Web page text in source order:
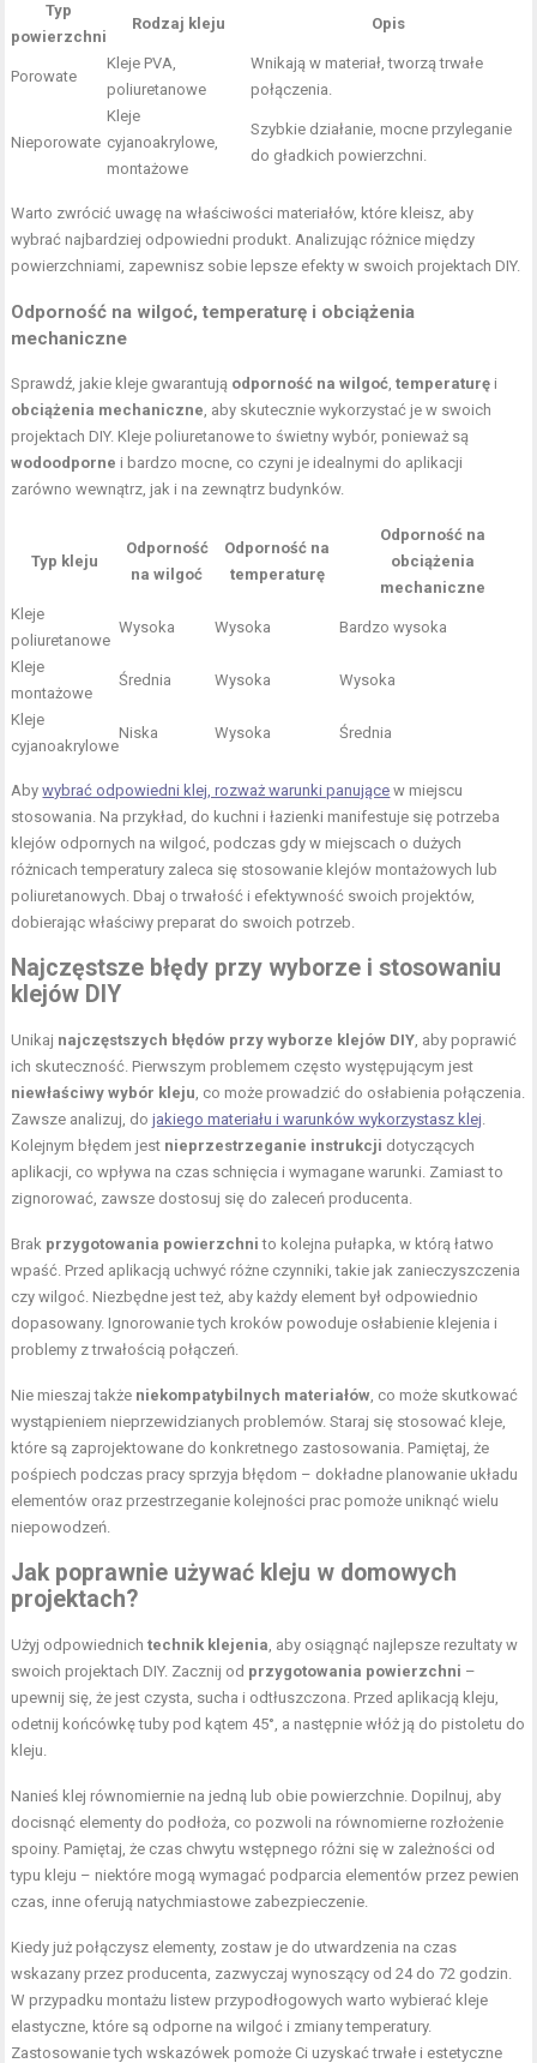
Typ
powierzchni
Rodzaj kleju Opis
Porowate
Kleje PVA,
poliuretanowe
Wnikają w materiał, tworzą trwałe
połączenia.
Nieporowate
Kleje
cyjanoakrylowe,
montażowe
Szybkie działanie, mocne przyleganie
do gładkich powierzchni.
Warto zwrócić uwagę na właściwości materiałów, które kleisz, aby
wybrać najbardziej odpowiedni produkt. Analizując różnice między
powierzchniami, zapewnisz sobie lepsze efekty w swoich projektach DIY.
Odporność na wilgoć, temperaturę i obciążenia
mechaniczne
Sprawdź, jakie kleje gwarantują odporność na wilgoć ,temperaturę i
obciążenia mechaniczne , aby skutecznie wykorzystać je w swoich
projektach DIY. Kleje poliuretanowe to świetny wybór, ponieważ są
wodoodporne i bardzo mocne, co czyni je idealnymi do aplikacji
zarówno wewnątrz, jak i na zewnątrz budynków.
Typ kleju
Odporność
na wilgoć
Odporność na
temperaturę
Odporność na
obciążenia
mechaniczne
Kleje
poliuretanowe
Wysoka Wysoka Bardzo wysoka
Kleje
montażowe
Średnia Wysoka Wysoka
Kleje
cyjanoakrylowe
Niska Wysoka Średnia
Abywybrać odpowiedni klej, rozważ warunki panujące w miejscu
stosowania. Na przykład, do kuchni i łazienki manifestuje się potrzeba
klejów odpornych na wilgoć, podczas gdy w miejscach o dużych
różnicach temperatury zaleca się stosowanie klejów montażowych lub
poliuretanowych. Dbaj o trwałość i efektywność swoich projektów,
dobierając właściwy preparat do swoich potrzeb.
Najczęstsze błędy przy wyborze i stosowaniu
klejów DIY
Unikaj najczęstszych błędów przy wyborze klejów DIY , aby poprawić
ich skuteczność. Pierwszym problemem często występującym jest
niewłaściwy wybór kleju , co może prowadzić do osłabienia połączenia.
Zawsze analizuj, dojakiego materiału i warunków wykorzystasz klej
Kolejnym błędem jest nieprzestrzeganie instrukcji dotyczących
aplikacji, co wpływa na czas schnięcia i wymagane warunki. Zamiast to
zignorować, zawsze dostosuj się do zaleceń producenta.
Brak przygotowania powierzchni to kolejna pułapka, w którą łatwo
wpaść. Przed aplikacją uchwyć różne czynniki, takie jak zanieczyszczenia
czy wilgoć. Niezbędne jest też, aby każdy element był odpowiednio
dopasowany. Ignorowanie tych kroków powoduje osłabienie klejenia i
problemy z trwałością połączeń.
Nie mieszaj także niekompatybilnych materiałów , co może skutkować
wystąpieniem nieprzewidzianych problemów. Staraj się stosować kleje,
które są zaprojektowane do konkretnego zastosowania. Pamiętaj, że
pośpiech podczas pracy sprzyja błędom – dokładne planowanie układu
elementów oraz przestrzeganie kolejności prac pomoże uniknąć wielu
niepowodzeń.
Jak poprawnie używać kleju w domowych
projektach?
Użyj odpowiednichtechnik klejenia , aby osiągnąć najlepsze rezultaty w
swoich projektach DIY. Zacznij od przygotowania powierzchni –
upewnij się, że jest czysta, sucha i odtłuszczona. Przed aplikacją kleju,
odetnij końcówkę tuby pod kątem 45°, a następnie włóż ją do pistoletu do
kleju.
Nanieś klej równomiernie na jedną lub obie powierzchnie. Dopilnuj, aby
docisnąć elementy do podłoża, co pozwoli na równomierne rozłożenie
spoiny. Pamiętaj, że czas chwytu wstępnego różni się w zależności od
typu kleju – niektóre mogą wymagać podparcia elementów przez pewien
czas, inne oferują natychmiastowe zabezpieczenie.
Kiedy już połączysz elementy, zostaw je do utwardzenia na czas
wskazany przez producenta, zazwyczaj wynoszący od 24 do 72 godzin.
W przypadku montażu listew przypodłogowych warto wybierać kleje
elastyczne, które są odporne na wilgoć i zmiany temperatury.
Zastosowanie tych wskazówek pomoże Ci uzyskać trwałe i estetyczne